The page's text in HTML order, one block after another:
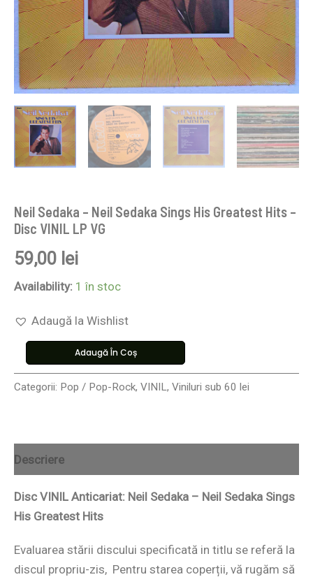
Neil Sedaka – Neil Sedaka Sings His Greatest Hits –
Disc VINIL LP VG
59,00 lei
Availability: 1 în stoc
Adaugă la Wishlist
VG
Adaugă În Coș
Categorii: Pop / Pop-Rock, VINIL, Viniluri sub 60 lei
Descriere
Disc VINIL Anticariat: Neil Sedaka – Neil Sedaka Sings
His Greatest Hits
Evaluarea stării discului specificată in titlu se referă la
discul propriu-zis, Pentru starea coperții, vă rugăm să